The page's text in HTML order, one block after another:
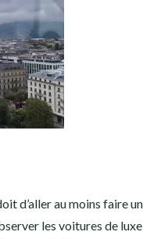
d’aller au moins faire un
les voitures de luxe